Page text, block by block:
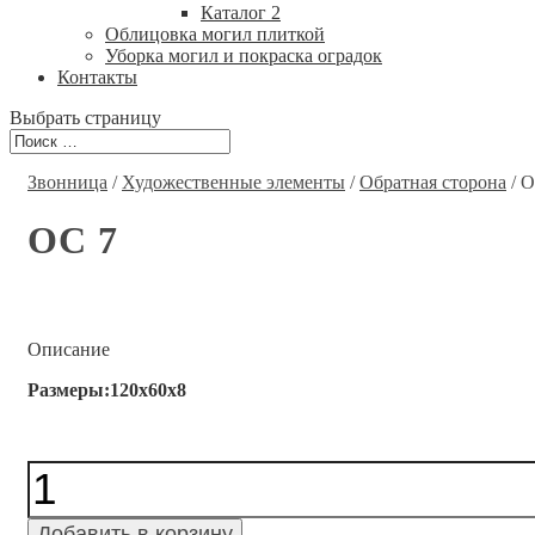
Каталог 2
Облицовка могил плиткой
Уборка могил и покраска оградок
Контакты
Выбрать страницу
Звонница / Художественные элементы /Обратная сторона /
ОС 7
Описание
Размеры:120x60x8
Количество
7